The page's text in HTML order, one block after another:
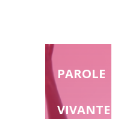
PAROLE
VIVANTE